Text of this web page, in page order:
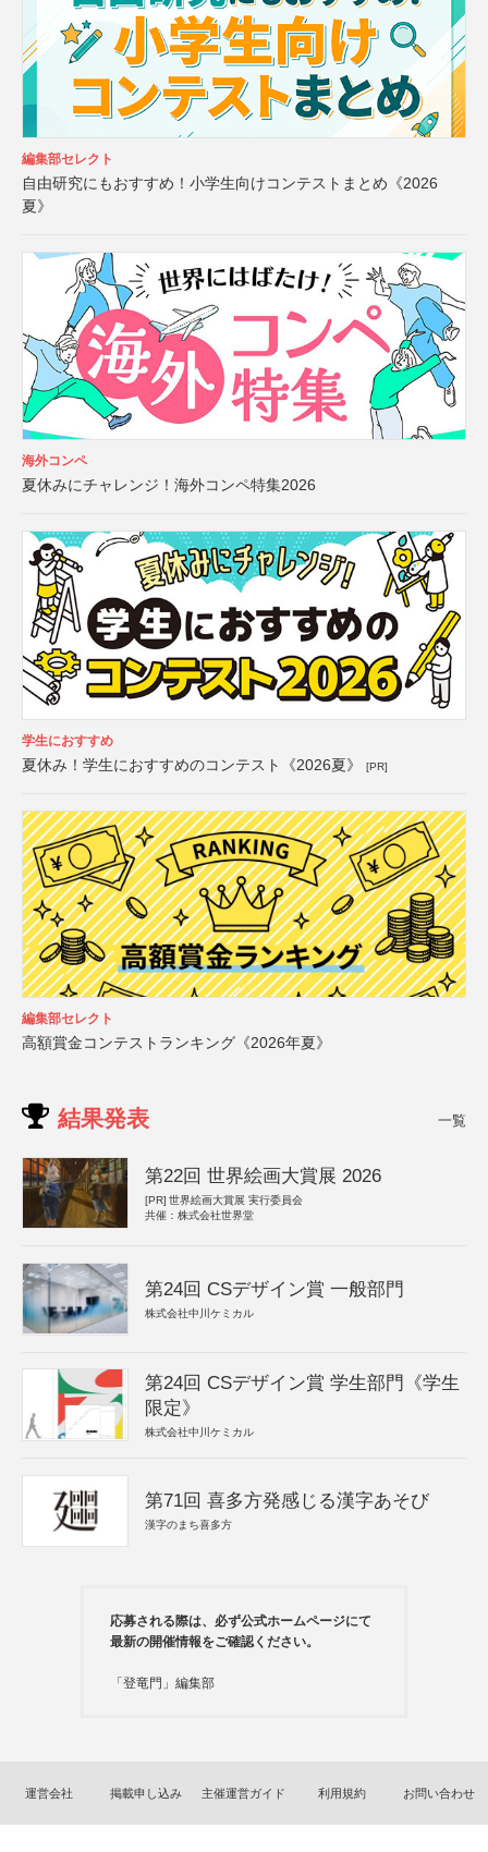
編集部セレクト
自由研究にもおすすめ！小学生向けコンテストまとめ《2026
夏》
海外コンペ
夏休みにチャレンジ！海外コンペ特集2026
学生におすすめ
夏休み！学生におすすめのコンテスト《2026夏》 [PR]
編集部セレクト
高額賞金コンテストランキング《2026年夏》
結果発表 一覧
第22回 世界絵画大賞展 2026
[PR] 世界絵画大賞展 実行委員会
共催：株式会社世界堂
第24回 CSデザイン賞 一般部門
株式会社中川ケミカル
第24回 CSデザイン賞 学生部門《学生
限定》
株式会社中川ケミカル
第71回 喜多方発感じる漢字あそび
漢字のまち喜多方
応募される際は、必ず公式ホームページにて
最新の開催情報をご確認ください。
「登竜門」編集部
運営会社 掲載申し込み 主催運営ガイド 利用規約 お問い合わせ